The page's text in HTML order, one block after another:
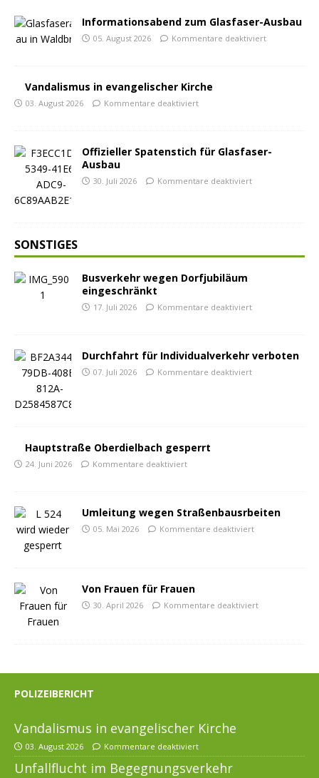
Informationsabend zum Glasfaser-Ausbau
05. August 2026 Kommentare deaktiviert
Vandalismus in evangelischer Kirche
03. August 2026 Kommentare deaktiviert
Offizieller Spatenstich für Glasfaser-
Ausbau
30. Juli 2026 Kommentare deaktiviert
SONSTIGES
Busverkehr wegen Dorfjubiläum
eingeschränkt
17. Juli 2026 Kommentare deaktiviert
Durchfahrt für Individualverkehr verboten
07. Juli 2026 Kommentare deaktiviert
Hauptstraße Oberdielbach gesperrt
24. Juni 2026 Kommentare deaktiviert
Umleitung wegen Straßenbausrbeiten
05. Mai 2026 Kommentare deaktiviert
Von Frauen für Frauen
30. April 2026 Kommentare deaktiviert
POLIZEIBERICHT
Vandalismus in evangelischer Kirche
03. August 2026 Kommentare deaktiviert
Unfallflucht im Begegnungsverkehr